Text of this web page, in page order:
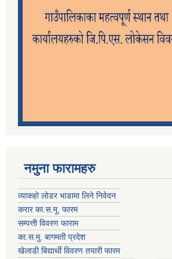
नमुना फारामहरु
व्याकहो लोडर भाडामा लिने निवेदन
करार का.स.मू. फारम
सम्पत्ती विवरण फाराम
का.स.मु. बागमती प्रदेश
खेलाडी बिद्यार्थी विवरण तयारी फारम